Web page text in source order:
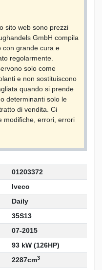
sito web sono prezzi
GmbH compila
con grande cura e
regolarmente.
solo come
e non sostituiscono
quando si prende
determinanti solo le
di vendita. Ci
modifiche, errori, errori
01203372
Iveco
Daily
35S13
07-2015
93 kW (126HP)
2287cm3